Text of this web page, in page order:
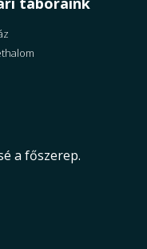
a főszerep.